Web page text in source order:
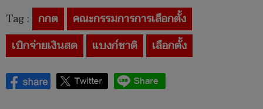
Tag : กกต
คณะกรรมการการเลือกตั้ง
เบิกจ่ายเงินสด
แบงก์ชาติ เลือกตั้ง